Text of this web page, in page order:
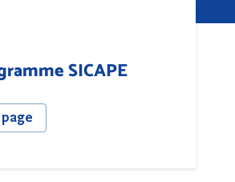
SICAPE